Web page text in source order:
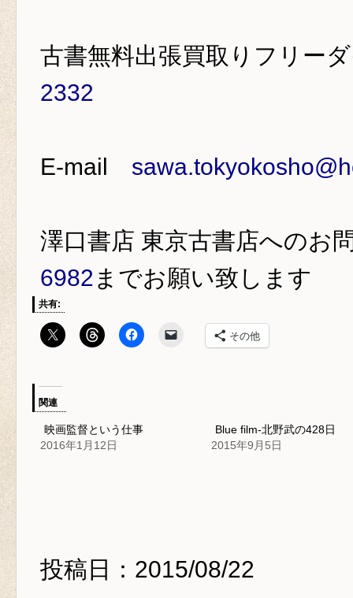
古書無料出張買取りフリー
2332
E-mail
澤口書店 東京古書店へのお
6982 までお願い致します
共有:
その他
関連
映画監督という仕事
2016年1月12日
Blue film-北野武の428日
2015年9月5日
投稿日：2015/08/22